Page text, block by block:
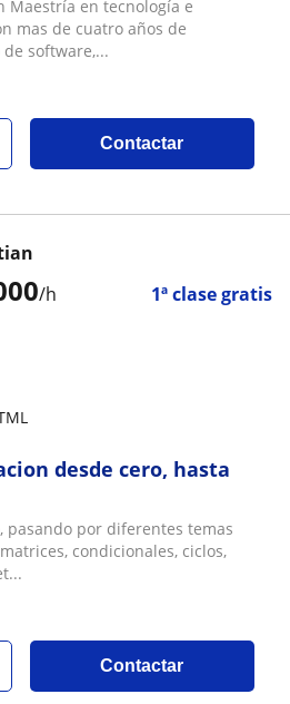
Maestría en tecnología e
mas de cuatro años de
software,...
Contactar
/h 1ª clase gratis
desde cero, hasta
pasando por diferentes temas
condicionales, ciclos,
Contactar